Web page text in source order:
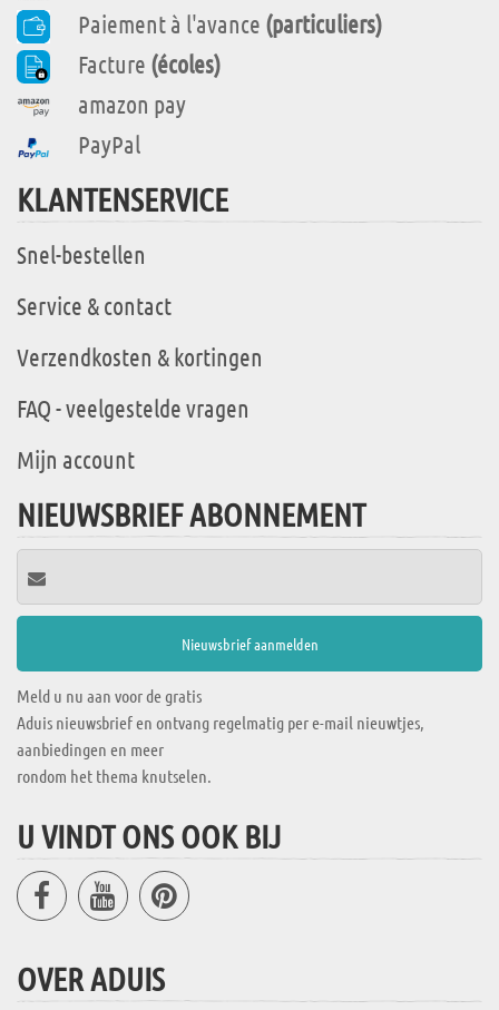
Paiement à l'avance (particuliers)
Facture (écoles)
amazon pay
PayPal
KLANTENSERVICE
Snel-bestellen
Service & contact
Verzendkosten & kortingen
FAQ - veelgestelde vragen
Mijn account
NIEUWSBRIEF ABONNEMENT
Meld u nu aan voor de gratis
Aduis nieuwsbrief en ontvang regelmatig per e-mail nieuwtjes,
aanbiedingen en meer
rondom het thema knutselen.
U VINDT ONS OOK BIJ
OVER ADUIS